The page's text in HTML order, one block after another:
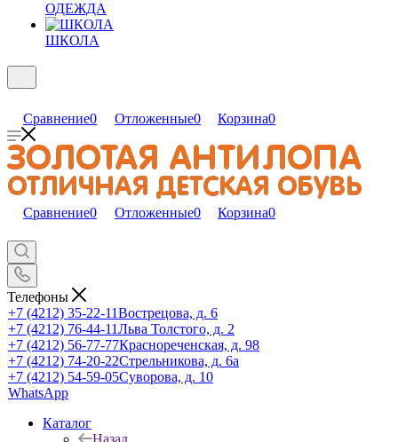
ОДЕЖДА
ШКОЛА
Сравнение0 Отложенные0 Корзина0
Сравнение0 Отложенные0 Корзина0
Телефоны
+7 (4212) 35-22-11Вострецова, д. 6
+7 (4212) 76-44-11Льва Толстого, д. 2
+7 (4212) 56-77-77Краснореченская, д. 98
+7 (4212) 74-20-22Стрельникова, д. 6а
+7 (4212) 54-59-05Суворова, д. 10
WhatsApp
Каталог
Назад